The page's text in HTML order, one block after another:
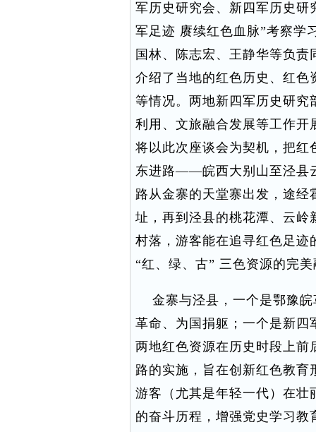
军历史研究会、新四军历史研
军足迹 赓续红色血脉”考察学
国林、陈志宏、王静华等负
介绍了当地的红色历史、红色
等情况。两地新四军历史研究
利用、文旅融合发展等工作开
将以此次座谈会为契机，把红
东进路——皖西大别山至泾县
路从金寨的天堂寨出发，途
址，再到泾县的桃花潭、云岭
村落，游客能在追寻红色足迹
“红、绿、古” 三色资源的完
金寨与泾县，一个是鄂豫皖
革命、为国捐躯；一个是新
两地红色资源在历史时段上前
路的实施，旨在创新红色教育
游客（尤其是年轻一代）在壮
的奋斗历程，增强党史学习